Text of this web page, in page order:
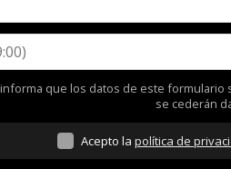
Acepto la política de
informa que los datos de este formulario
se cederán